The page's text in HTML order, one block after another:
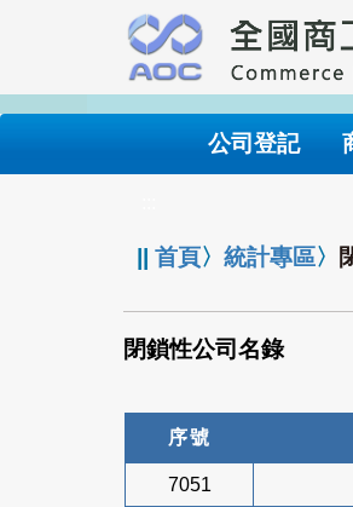
要
內
公司登記
||首頁〉統計專區〉
閉鎖性公司名錄
序號
7051